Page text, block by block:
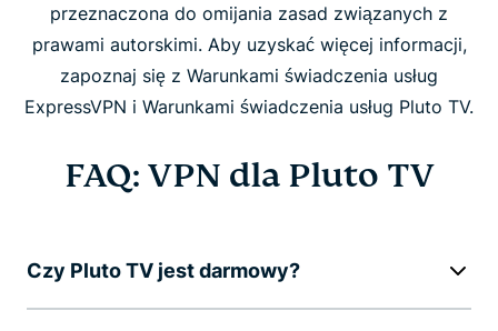
przeznaczona do omijania zasad związanych z
prawami autorskimi. Aby uzyskać więcej informacji,
zapoznaj się z Warunkami świadczenia usług
ExpressVPN i Warunkami świadczenia usług Pluto TV.
FAQ: VPN dla Pluto TV
Czy Pluto TV jest darmowy?